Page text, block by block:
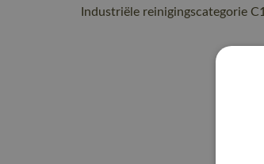
Industriële reinigingscategorie C1